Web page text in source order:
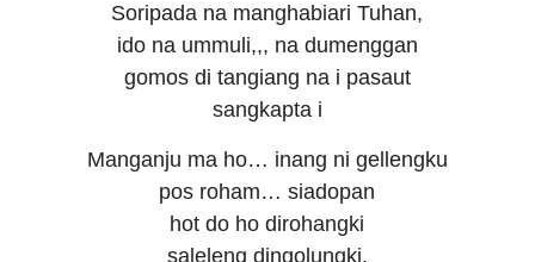
Soripada na manghabiari Tuhan,
ido na ummuli,,, na dumenggan
gomos di tangiang na i pasaut
sangkapta i
Manganju ma ho… inang ni gellengku
pos roham… siadopan
hot do ho dirohangki
saleleng dingolungki.